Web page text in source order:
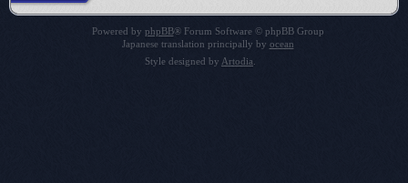
Powered by phpBB® Forum Software © phpBB Group
Japanese translation principally by ocean
Style designed by Artodia